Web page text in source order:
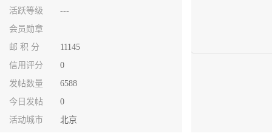
活跃等级
---
会员勋章
邮 积 分
11145
信用评分
0
发帖数量
6588
今日发帖
0
活动城市
北京